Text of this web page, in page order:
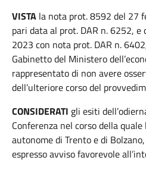
VISTA la nota prot. 8592 del 27
pari data al prot. DAR n. 6252,
2023 con nota prot. DAR n.
Gabinetto del Ministero
rappresentato di non avere
dell’ulteriore corso del
CONSIDERATI gli esiti
Conferenza nel corso della
autonome di Trento e di Bolzano,
espresso avviso favorevole